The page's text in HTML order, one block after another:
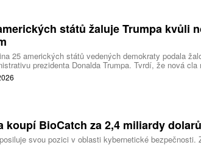
států žaluje Trumpa kvůli
25 amerických států vedených demokraty podala
prezidenta Donalda Trumpa. Tvrdí, že nová cla
zemí překračují pravomoci prezidenta a obcházejí
amerických soudů.
koupí BioCatch za 2,4 miliardy dolarů
svou pozici v oblasti kybernetické bezpečnosti.